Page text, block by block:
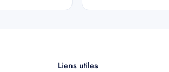
Liens utiles